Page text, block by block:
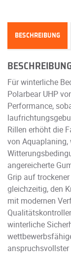
BESCHREIBUNG
Für winterliche
Polarbear UHP
Performance,
Rillen erhöht die
von Aquaplaning,
angereicherte
Grip auf
gleichzeitig, den
mit modernen
winterliche
anspruchsvollster